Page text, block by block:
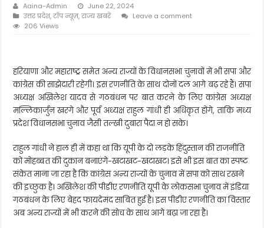
Aaina-Admin
June 22, 2024
उत्तर प्रदेश,टॉप न्यूज़,राज्य खबरें
Leave a comment
206 Views
हरियाणा और महाराष्ट्र समेत अन्य राज्यों के विधानसभा चुनावों में भी सपा और
कांग्रेस की साझेदारी रहेगी। इस रणनीति के साथ दोनों दल आगे बढ़ रहे हैं। सपा
अध्यक्ष अखिलेश यादव से गठबंधन पर बात करने के लिए कांग्रेस अध्यक्ष
मल्लिकार्जुन खरगे और पूर्व अध्यक्ष राहुल गांधी ही अधिकृत होंगे, ताकि मध्य
प्रदेश विधानसभा चुनाव जैसी तल्खी दुबारा पैदा न हो सके।
राहुल गांधी ने हाल ही में कहा था कि यूपी के दो लड़के हिंदुस्तान की राजनीति
को मोहब्बत की दुकान बनाएंगे-खटाखट-खटाखट। इसे भी इस बात का स्पष्ट
संकेत माना जा रहा है कि कांग्रेस अन्य राज्यों के चुनाव में सपा को साथ रखने
की इच्छुक है। अखिलेश की पीडीए रणनीति यूपी के लोकसभा चुनाव में इंडिया
गठबंधन के लिए बेहद फायदेमंद साबित हुई है। इस पीडीए रणनीति का विस्तार
अब अन्य राज्यों में भी करने की सोच के साथ आगे बढ़ा जा रहा है।